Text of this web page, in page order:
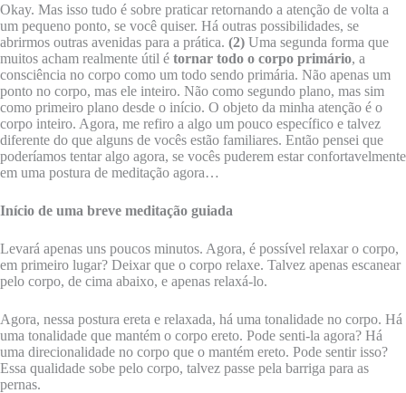
Okay. Mas isso tudo é sobre praticar retornando a atenção de volta a
um pequeno ponto, se você quiser. Há outras possibilidades, se
abrirmos outras avenidas para a prática. (2) Uma segunda forma que
muitos acham realmente útil é tornar todo o corpo primário, a
consciência no corpo como um todo sendo primária. Não apenas um
ponto no corpo, mas ele inteiro. Não como segundo plano, mas sim
como primeiro plano desde o início. O objeto da minha atenção é o
corpo inteiro. Agora, me refiro a algo um pouco específico e talvez
diferente do que alguns de vocês estão familiares. Então pensei que
poderíamos tentar algo agora, se vocês puderem estar confortavelmente
em uma postura de meditação agora…
Início de uma breve meditação guiada
Levará apenas uns poucos minutos. Agora, é possível relaxar o corpo,
em primeiro lugar? Deixar que o corpo relaxe. Talvez apenas escanear
pelo corpo, de cima abaixo, e apenas relaxá-lo.
Agora, nessa postura ereta e relaxada, há uma tonalidade no corpo. Há
uma tonalidade que mantém o corpo ereto. Pode senti-la agora? Há
uma direcionalidade no corpo que o mantém ereto. Pode sentir isso?
Essa qualidade sobe pelo corpo, talvez passe pela barriga para as
pernas.